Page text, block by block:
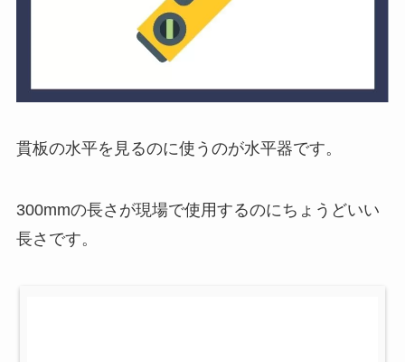
貫板の水平を見るのに使うのが水平器です。
300mmの長さが現場で使用するのにちょうどいい
長さです。